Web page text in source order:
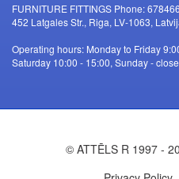
FURNITURE FITTINGS Phone:
452 Latgales Str., Riga, LV-1063,
Operating hours: Monday to Friday
Saturday 10:00 - 15:00, Sunday -
© ATTĒLS R 1997 -